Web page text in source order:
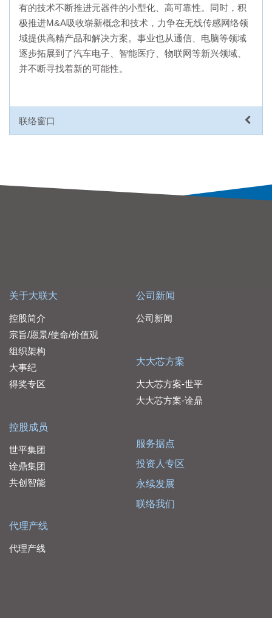
有的技术不断推进元器件的小型化、高可靠性。同时，积
极推进M&A吸收崭新概念和技术，力争在无线传感网络领
域提供高精产品和解决方案。事业也从通信、电脑等领域
逐步拓展到了汽车电子、智能医疗、物联网等新兴领域、
并不断寻找着新的可能性。
联络窗口
关于大联大
控股简介
宗旨/愿景/使命/价值观
组织架构
大事纪
得奖专区
控股成员
世平集团
诠鼎集团
共创智能
代理产线
代理产线
公司新闻
公司新闻
大大芯方案
大大芯方案-世平
大大芯方案-诠鼎
服务据点
投资人专区
永续发展
联络我们